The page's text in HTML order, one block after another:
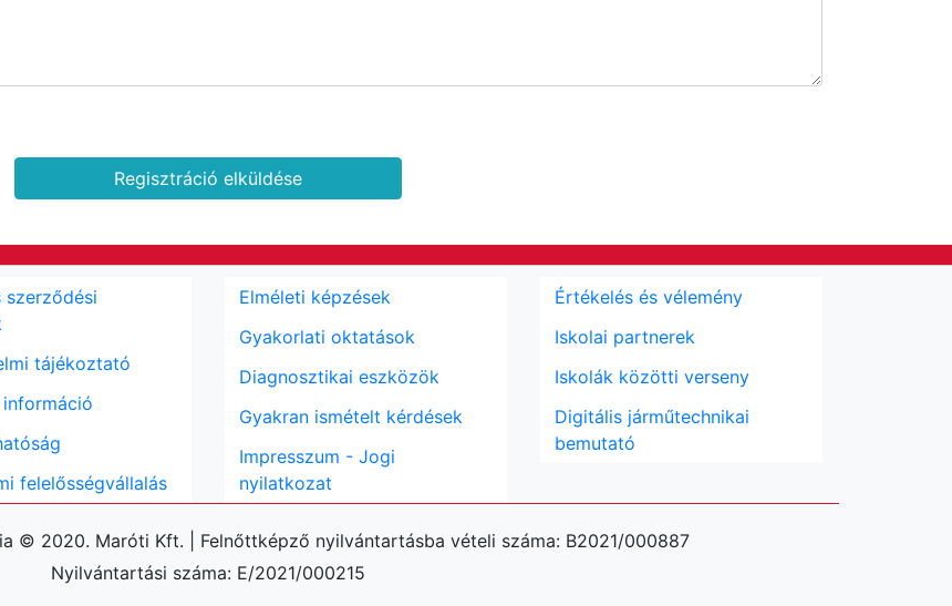
Regisztráció elküldése
szerződési
tájékoztató
információ
felelősségvállalás
Elméleti képzések
Gyakorlati oktatások
Diagnosztikai eszközök
Gyakran ismételt kérdések
Impresszum - Jogi
nyilatkozat
Értékelés és vélemény
Iskolai partnerek
Iskolák közötti verseny
Digitális járműtechnikai
bemutató
© 2020. Maróti Kft. | Felnőttképző nyilvántartásba vételi száma: B2021/000887
Nyilvántartási száma: E/2021/000215